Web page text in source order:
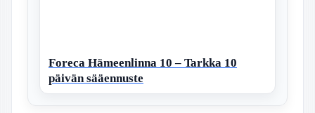
Foreca Hämeenlinna 10 – Tarkka 10
päivän sääennuste